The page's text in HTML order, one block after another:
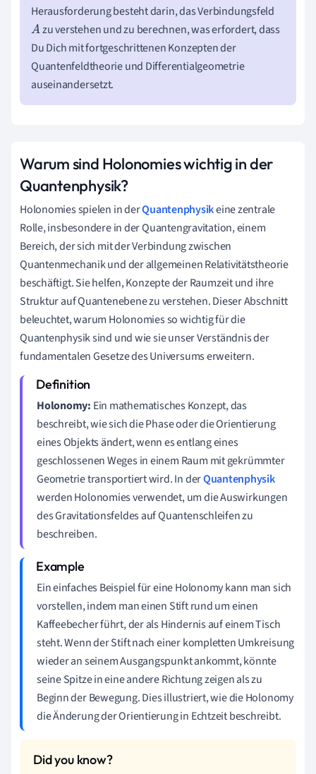
Herausforderung besteht darin, das Verbindungsfeld
A zu verstehen und zu berechnen, was erfordert, dass
Du Dich mit fortgeschrittenen Konzepten der
Quantenfeldtheorie und Differentialgeometrie
auseinandersetzt.
Warum sind Holonomies wichtig in der
Quantenphysik?
Holonomies spielen in derQuantenphysikeine zentrale
Rolle, insbesondere in der Quantengravitation, einem
Bereich, der sich mit der Verbindung zwischen
Quantenmechanik und der allgemeinen Relativitätstheorie
beschäftigt. Sie helfen, Konzepte der Raumzeit und ihre
Struktur auf Quantenebene zu verstehen. Dieser Abschnitt
beleuchtet, warum Holonomies so wichtig für die
Quantenphysik sind und wie sie unser Verständnis der
fundamentalen Gesetze des Universums erweitern.
Holonomy: Ein mathematisches Konzept, das
beschreibt, wie sich die Phase oder die Orientierung
eines Objekts ändert, wenn es entlang eines
geschlossenen Weges in einem Raum mit gekrümmter
Geometrie transportiert wird. In derQuantenphysik
werden Holonomies verwendet, um die Auswirkungen
des Gravitationsfeldes auf Quantenschleifen zu
beschreiben.
Ein einfaches Beispiel für eine Holonomy kann man sich
vorstellen, indem man einen Stift rund um einen
Kaffeebecher führt, der als Hindernis auf einem Tisch
steht. Wenn der Stift nach einer kompletten Umkreisung
wieder an seinem Ausgangspunkt ankommt, könnte
seine Spitze in eine andere Richtung zeigen als zu
Beginn der Bewegung. Dies illustriert, wie die Holonomy
die Änderung der Orientierung in Echtzeit beschreibt.